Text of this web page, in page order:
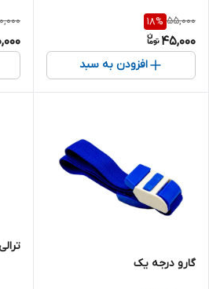
55,000
18%
45,000
افزودن به سبد
گارو درجه یک